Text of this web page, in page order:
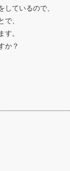
ているので、
、
。
か？